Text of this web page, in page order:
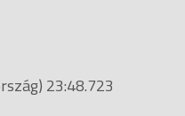
23:48.723